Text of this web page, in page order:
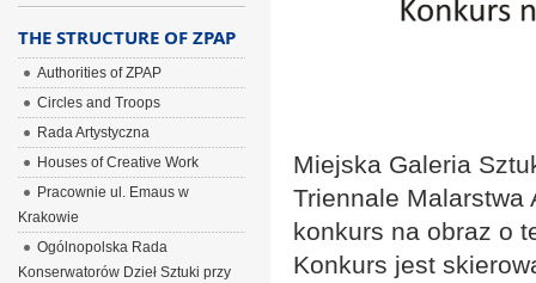
Miejska Galeria
Triennale Malarstwa
konkurs na obraz o
Konkurs jest
THE STRUCTURE OF ZPAP
Authorities of ZPAP
Circles and Troops
Rada Artystyczna
Houses of Creative Work
Pracownie ul. Emaus w
Krakowie
Ogólnopolska Rada
Konserwatorów Dzieł Sztuki przy